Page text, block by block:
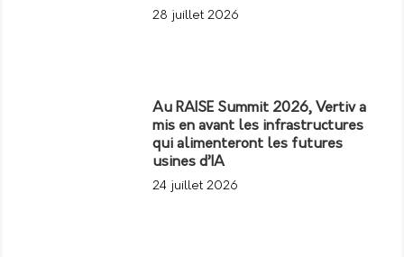
28 juillet 2026
Au RAISE Summit 2026, Vertiv a
mis en avant les infrastructures
qui alimenteront les futures
usines d’IA
24 juillet 2026